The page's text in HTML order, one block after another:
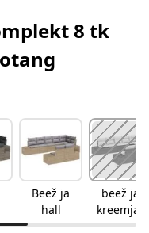
8 tk
Beež ja
hall
beež ja
kreemjas